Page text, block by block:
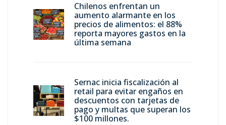
Chilenos enfrentan un
aumento alarmante en los
precios de alimentos: el 88%
reporta mayores gastos en la
última semana
Sernac inicia fiscalización al
retail para evitar engaños en
descuentos con tarjetas de
pago y multas que superan los
$100 millones.